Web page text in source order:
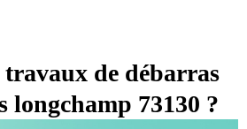
de débarras
longchamp 73130 ?